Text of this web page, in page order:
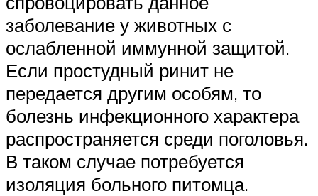
заболевание у животных с
ослабленной иммунной защитой.
Если простудный ринит не
передается другим особям, то
болезнь инфекционного характера
распространяется среди поголовья.
В таком случае потребуется
изоляция больного питомца.